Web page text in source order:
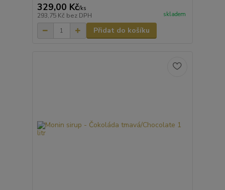
329,00 Kč/ks
293,75 Kč bez DPH skladem
Přidat do košíku